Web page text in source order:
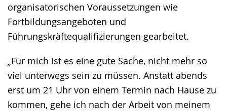
organisatorischen Voraussetzungen wie
Fortbildungsangeboten und
Führungskräftequalifizierungen gearbeitet.
„Für mich ist es eine gute Sache, nicht mehr so
viel unterwegs sein zu müssen. Anstatt abends
erst um 21 Uhr von einem Termin nach Hause zu
kommen, gehe ich nach der Arbeit von meinem